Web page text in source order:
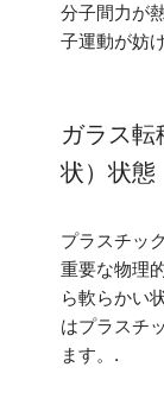
分子間力が
子運動が妨
ガラス
状）状態
プラスチッ
重要な物理
ら軟らかい
はプラスチ
ます。.